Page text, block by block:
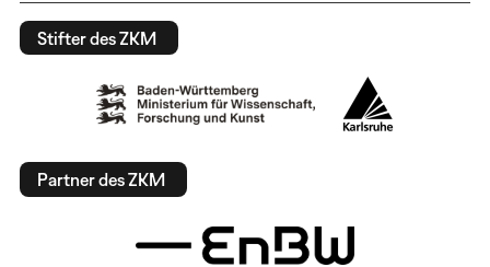
Stifter des ZKM
Partner des ZKM